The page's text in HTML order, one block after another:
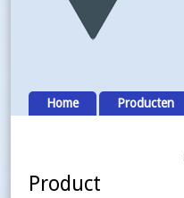
Home Producten
Product